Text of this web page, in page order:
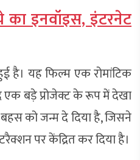
का इनवॉइस, इंटरनेट
है। यह फिल्म एक रोमांटिक
एक बड़े प्रोजेक्ट के रूप में देखा
को जन्म दे दिया है, जिसने
पर केंद्रित कर दिया है।